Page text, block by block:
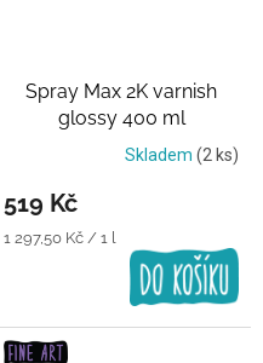
Spray Max 2K varnish
glossy 400 ml
Transparentní lak
Skladem (2 ks)
519 Kč
Měrná
1 297,50 Kč / 1 l